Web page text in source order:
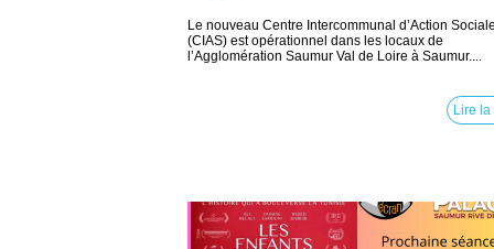
Le nouveau Centre Intercommunal d’Action
(CIAS) est opérationnel dans les locaux de
l’Agglomération Saumur Val de Loire à Saumur....
Lire la